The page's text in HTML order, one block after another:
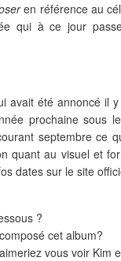
en référence au
qui à ce jour
avait été annoncé il
prochaine sous
septembre ce
quant au visuel et
dates sur le site
?
cet album?
vous voir Kim